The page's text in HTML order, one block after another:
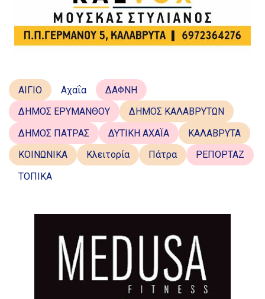
ΑΙΓΙΟ Αχαΐα
ΔΑΦΝΗ
ΔΗΜΟΣ ΕΡΥΜΑΝΘΟΥ
ΔΗΜΟΣ ΚΑΛΑΒΡΥΤΩΝ
ΔΗΜΟΣ ΠΑΤΡΑΣ
ΔΥΤΙΚΗ ΑΧΑΪΑ
ΚΑΛΑΒΡΥΤΑ
ΚΟΙΝΩΝΙΚΑ
Κλειτορία Πάτρα
ΡΕΠΟΡΤΑΖ
ΤΟΠΙΚΑ